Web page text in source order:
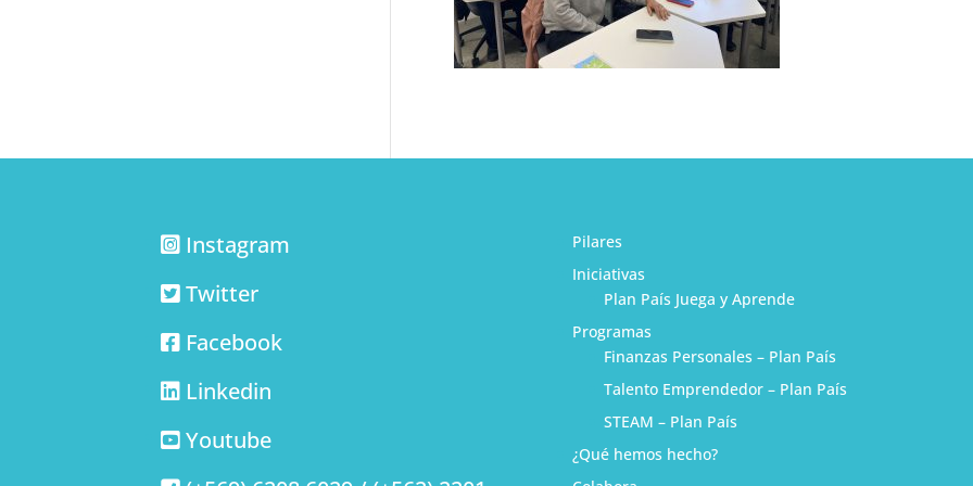
Instagram
Twitter
Facebook
Linkedin
Youtube
Pilares
Iniciativas
Plan País Juega y Aprende
Programas
Finanzas Personales – Plan País
Talento Emprendedor – Plan País
STEAM – Plan País
¿Qué hemos hecho?